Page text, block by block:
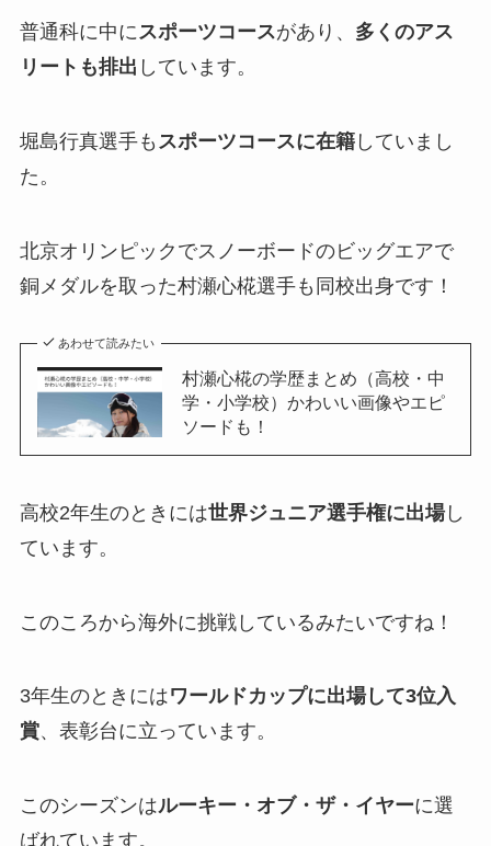
普通科に中にスポーツコースがあり、 多くのアス
リートも排出 しています。
堀島行真選手も スポーツコースに在籍していまし
た。
北京オリンピックでスノーボードのビッグエアで
銅メダルを取った村瀬心椛選手も同校出身です！
あわせて読みたい
村瀬心椛の学歴まとめ（高校・中
学・小学校）かわいい画像やエピ
ソードも！
高校2年生のときには世界ジュニア選手権に出場し
ています。
このころから海外に挑戦しているみたいですね！
3年生のときにはワールドカップに出場して3位入
賞、表彰台に立っています。
このシーズンはルーキー・オブ・ザ・イヤーに選
ばれています。